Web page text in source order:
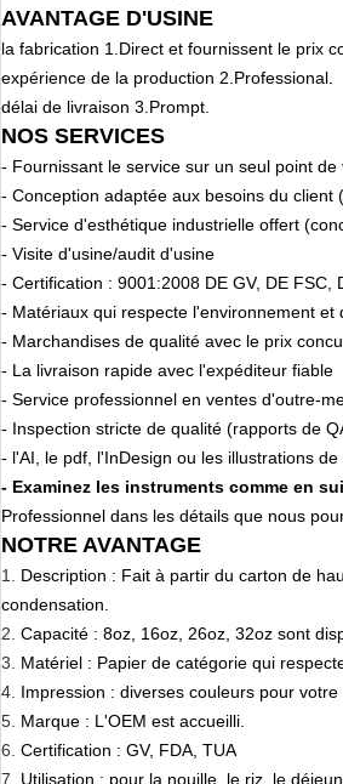
AVANTAGE D'USINE
la fabrication 1.Direct et fournissent le prix
expérience de la production 2.Professional.
délai de livraison 3.Prompt.
NOS SERVICES
- Fournissant le service sur un seul point
- Conception adaptée aux besoins du client
- Service d'esthétique industrielle offert
- Visite d'usine/audit d'usine
- Certification : 9001:2008 DE GV, DE FSC,
- Matériaux qui respecte l'environnement et
- Marchandises de qualité avec le prix
- La livraison rapide avec l'expéditeur fiable
- Service professionnel en ventes d'outre-
- Inspection stricte de qualité (rapports de
- l'AI, le pdf, l'InDesign ou les illustrations
- Examinez les instruments comme en
Professionnel dans les détails que nous
NOTRE AVANTAGE
1. Description : Fait à partir du carton de
condensation.
2. Capacité : 8oz, 16oz, 26oz, 32oz sont
3. Matériel : Papier de catégorie qui
4. Impression : diverses couleurs pour
5. Marque : L'OEM est accueilli.
6. Certification : GV, FDA, TUA
7. Utilisation : pour la nouille, le riz, le